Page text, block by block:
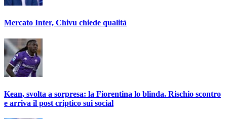
Mercato Inter, Chivu chiede qualità
Kean, svolta a sorpresa: la Fiorentina lo blinda. Rischio scontro
e arriva il post criptico sui social